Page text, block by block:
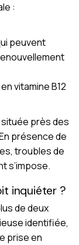
:
peuvent
vitamine B12
située près des
présence de
troubles de
s’impose.
inquiéter ?
de deux
identifiée,
prise en